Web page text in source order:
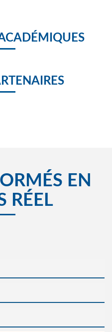
EN
RÉEL